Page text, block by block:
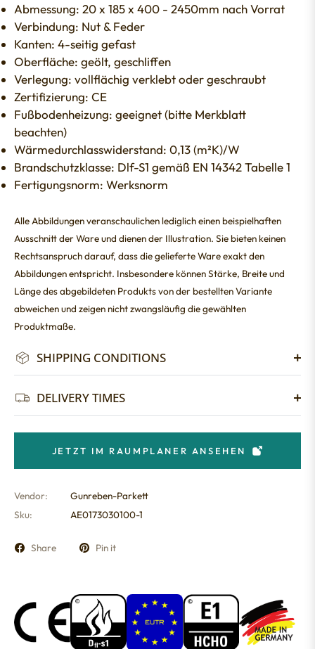
Abmessung: 20 x 185 x 400 - 2450mm nach Vorrat
Verbindung: Nut & Feder
Kanten: 4-seitig gefast
Oberfläche: geölt, geschliffen
Verlegung: vollflächig verklebt oder geschraubt
Zertifizierung: CE
Fußbodenheizung: geeignet (bitte Merkblatt
beachten)
Wärmedurchlasswiderstand: 0,13 (m²K)/W
Brandschutzklasse: Dlf-S1 gemäß EN 14342 Tabelle 1
Fertigungsnorm: Werksnorm
Alle Abbildungen veranschaulichen lediglich einen beispielhaften
Ausschnitt der Ware und dienen der Illustration. Sie bieten keinen
Rechtsanspruch darauf, dass die gelieferte Ware exakt den
Abbildungen entspricht. Insbesondere können Stärke, Breite und
Länge des abgebildeten Produkts von der bestellten Variante
abweichen und zeigen nicht zwangsläufig die gewählten
Produktmaße.
SHIPPING CONDITIONS
DELIVERY TIMES
JETZT IM RAUMPLANER ANSEHEN
Vendor:
Gunreben-Parkett
Sku:
AE0173030100-1
Share Pin it